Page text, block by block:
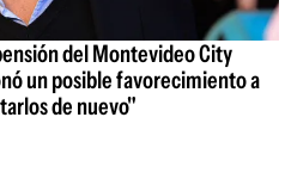
del Montevideo City
un posible favorecimiento a
de nuevo"